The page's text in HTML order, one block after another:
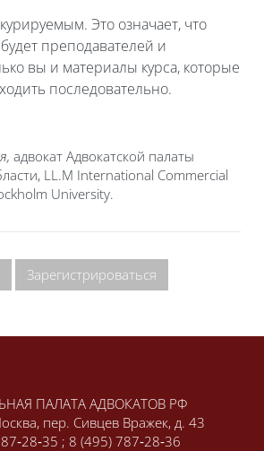
Это означает, что
преподавателей и
вы и материалы курса, которые
последовательно.
адвокат Адвокатской палаты
LL.M International Commercial
University.
Зарегистрироваться
ПАЛАТА АДВОКАТОВ РФ
пер. Сивцев Вражек, д. 43
; 8 (495) 787‑28‑36